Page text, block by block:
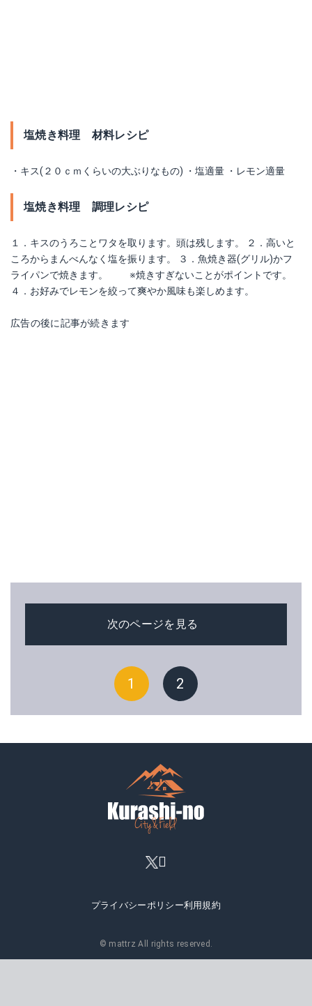
塩焼き料理 材料レシピ
・キス(２０ｃｍくらいの大ぶりなもの) ・塩適量 ・レモン適量
塩焼き料理 調理レシピ
１．キスのうろことワタを取ります。頭は残します。 ２．高いと
ころからまんべんなく塩を振ります。 ３．魚焼き器(グリル)かフ
ライパンで焼きます。 ※焼きすぎないことがポイントです。
４．お好みでレモンを絞って爽やか風味も楽しめます。
広告の後に記事が続きます
次のページを見る
1 2
プライバシーポリシー利用規約
© mattrz All rights reserved.